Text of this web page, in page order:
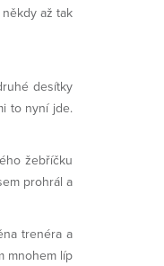
až tak
desítky
to nyní jde.
žebříčku
prohrál a
trenéra a
mnohem líp